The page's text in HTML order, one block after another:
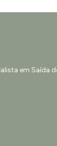
em Saída